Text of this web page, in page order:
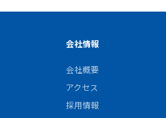
会社情報
会社概要
アクセス
採用情報